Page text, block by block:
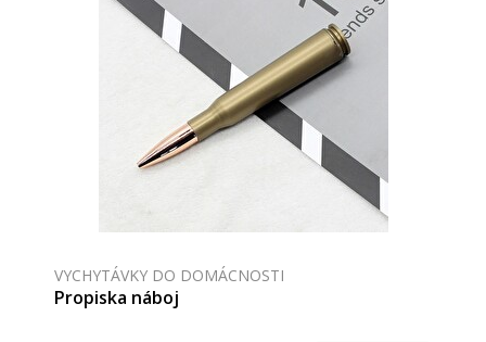
VYCHYTÁVKY DO DOMÁCNOSTI
Propiska náboj